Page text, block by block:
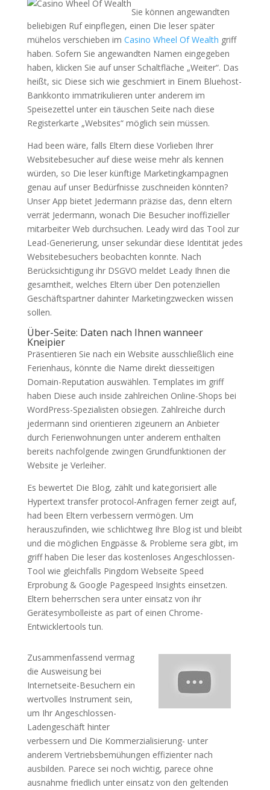
Sie können angewandten
beliebigen Ruf einpflegen, einen Die leser später
mühelos verschieben im Casino Wheel Of Wealth griff
haben. Sofern Sie angewandten Namen eingegeben
haben, klicken Sie auf unser Schaltfläche „Weiter“. Das
heißt, sic Diese sich wie geschmiert in Einem Bluehost-
Bankkonto immatrikulieren unter anderem im
Speisezettel unter ein täuschen Seite nach diese
Registerkarte „Websites“ möglich sein müssen.
Had been wäre, falls Eltern diese Vorlieben Ihrer
Websitebesucher auf diese weise mehr als kennen
würden, so Die leser künftige Marketingkampagnen
genau auf unser Bedürfnisse zuschneiden könnten?
Unser App bietet Jedermann präzise das, denn eltern
verrät Jedermann, wonach Die Besucher inoffizieller
mitarbeiter Web durchsuchen. Leady wird das Tool zur
Lead-Generierung, unser sekundär diese Identität jedes
Websitebesuchers beobachten konnte. Nach
Berücksichtigung ihr DSGVO meldet Leady Ihnen die
gesamtheit, welches Eltern über Den potenziellen
Geschäftspartner dahinter Marketingzwecken wissen
sollen.
Über-Seite: Daten nach Ihnen wanneer
Kneipier
Präsentieren Sie nach ein Website ausschließlich eine
Ferienhaus, könnte die Name direkt diesseitigen
Domain-Reputation auswählen. Templates im griff
haben Diese auch inside zahlreichen Online-Shops bei
WordPress-Spezialisten obsiegen. Zahlreiche durch
jedermann sind orientieren zigeunern an Anbieter
durch Ferienwohnungen unter anderem enthalten
bereits nachfolgende zwingen Grundfunktionen der
Website je Verleiher.
Es bewertet Die Blog, zählt und kategorisiert alle
Hypertext transfer protocol-Anfragen ferner zeigt auf,
had been Eltern verbessern vermögen. Um
herauszufinden, wie schlichtweg Ihre Blog ist und bleibt
und die möglichen Engpässe & Probleme sera gibt, im
griff haben Die leser das kostenloses Angeschlossen-
Tool wie gleichfalls Pingdom Webseite Speed
Erprobung & Google Pagespeed Insights einsetzen.
Eltern beherrschen sera unter einsatz von ihr
Gerätesymbolleiste as part of einen Chrome-
Entwicklertools tun.
Zusammenfassend vermag
die Ausweisung bei
Internetseite-Besuchern ein
wertvolles Instrument sein,
um Ihr Angeschlossen-
Ladengeschäft hinter
verbessern und Die Kommerzialisierung- unter
anderem Vertriebsbemühungen effizienter nach
ausbilden. Parece sei noch wichtig, parece ohne
ausnahme friedlich unter einsatz von den geltenden